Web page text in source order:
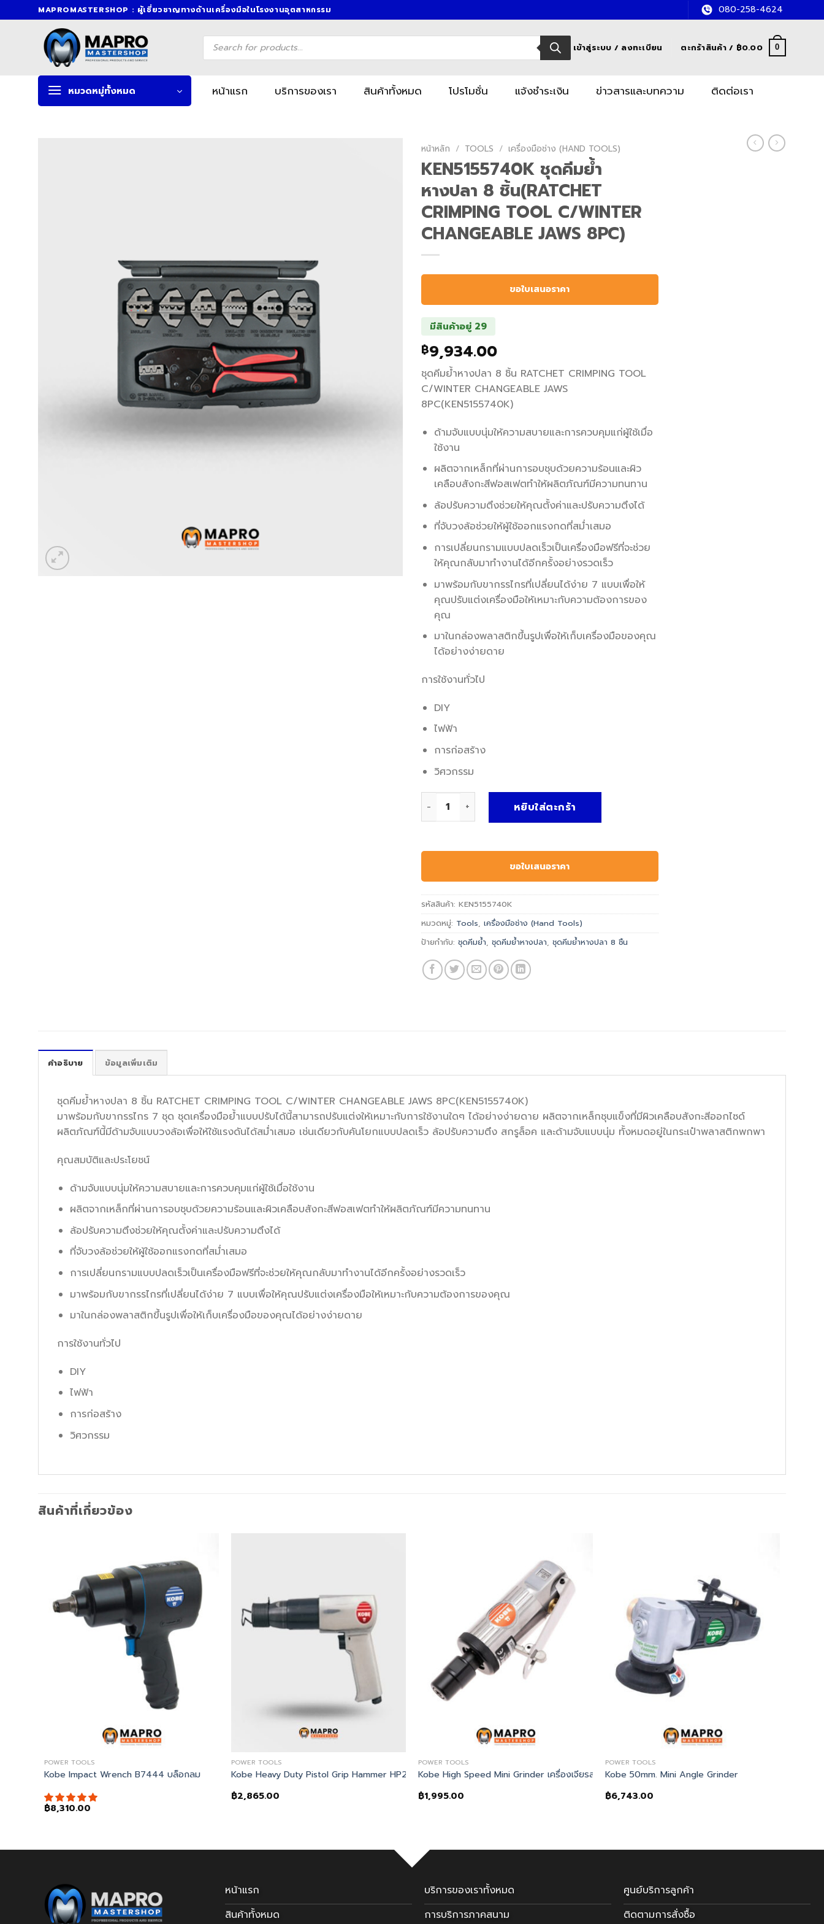
to
MAPROMASTERSHOP : ผู้เชี่ยวชาญทางด้านเครื่องมือในโรงงานอุตสาหกรรม 080-258-4624
Products
search เข้าสู่ระบบ / ลงทะเบียน ตะกร้าสินค้า / ฿0.00 0
หมวดหมู่ทั้งหมด หน้าแรก บริการของเรา สินค้าทั้งหมด โปรโมชั่น แจ้งชำระเงิน ข่าวสารและบทความ ติดต่อเรา
หน้าหลัก / TOOLS / เครื่องมือช่าง (HAND TOOLS)
KEN5155740K ชุดคีมย้ำ
หางปลา 8 ชิ้น(RATCHET
CRIMPING TOOL C/WINTER
CHANGEABLE JAWS 8PC)
ขอใบเสนอราคา
มีสินค้าอยู่ 29
฿9,934.00
ชุดคีมย้ำหางปลา 8 ชิ้น RATCHET CRIMPING TOOL
C/WINTER CHANGEABLE JAWS
8PC(KEN5155740K)
ด้ามจับแบบนุ่มให้ความสบายและการควบคุมแก่ผู้ใช้เมื่อ
ใช้งาน
ผลิตจากเหล็กที่ผ่านการอบชุบด้วยความร้อนและผิว
เคลือบสังกะสีฟอสเฟตทำให้ผลิตภัณฑ์มีความทนทาน
ล้อปรับความตึงช่วยให้คุณตั้งค่าและปรับความตึงได้
ที่จับวงล้อช่วยให้ผู้ใช้ออกแรงกดที่สม่ำเสมอ
การเปลี่ยนกรามแบบปลดเร็วเป็นเครื่องมือฟรีที่จะช่วย
ให้คุณกลับมาทำงานได้อีกครั้งอย่างรวดเร็ว
มาพร้อมกับขากรรไกรที่เปลี่ยนได้ง่าย 7 แบบเพื่อให้
คุณปรับแต่งเครื่องมือให้เหมาะกับความต้องการของ
คุณ
มาในกล่องพลาสติกขึ้นรูปเพื่อให้เก็บเครื่องมือของคุณ
ได้อย่างง่ายดาย
การใช้งานทั่วไป
DIY
ไฟฟ้า
การก่อสร้าง
วิศวกรรม
หยิบใส่ตะกร้า
ขอใบเสนอราคา
รหัสสินค้า: KEN5155740K
หมวดหมู่: Tools, เครื่องมือช่าง (Hand Tools)
ป้ายกำกับ: ชุดคีมย้ำ, ชุดคีมย้ำหางปลา, ชุดคีมย้ำหางปลา 8 ชิ้น
คำอธิบาย ข้อมูลเพิ่มเติม
ชุดคีมย้ำหางปลา 8 ชิ้น RATCHET CRIMPING TOOL C/WINTER CHANGEABLE JAWS 8PC(KEN5155740K)
มาพร้อมกับขากรรไกร 7 ชุด ชุดเครื่องมือย้ำแบบปรับได้นี้สามารถปรับแต่งให้เหมาะกับการใช้งานใดๆ ได้อย่างง่ายดาย ผลิตจากเหล็กชุบแข็งที่มีผิวเคลือบสังกะสีออกไซด์
ผลิตภัณฑ์นี้มีด้ามจับแบบวงล้อเพื่อให้ใช้แรงดันได้สม่ำเสมอ เช่นเดียวกับคันโยกแบบปลดเร็ว ล้อปรับความตึง สกรูล็อค และด้ามจับแบบนุ่ม ทั้งหมดอยู่ในกระเป๋าพลาสติกพกพา
คุณสมบัติและประโยชน์
ด้ามจับแบบนุ่มให้ความสบายและการควบคุมแก่ผู้ใช้เมื่อใช้งาน
ผลิตจากเหล็กที่ผ่านการอบชุบด้วยความร้อนและผิวเคลือบสังกะสีฟอสเฟตทำให้ผลิตภัณฑ์มีความทนทาน
ล้อปรับความตึงช่วยให้คุณตั้งค่าและปรับความตึงได้
ที่จับวงล้อช่วยให้ผู้ใช้ออกแรงกดที่สม่ำเสมอ
การเปลี่ยนกรามแบบปลดเร็วเป็นเครื่องมือฟรีที่จะช่วยให้คุณกลับมาทำงานได้อีกครั้งอย่างรวดเร็ว
มาพร้อมกับขากรรไกรที่เปลี่ยนได้ง่าย 7 แบบเพื่อให้คุณปรับแต่งเครื่องมือให้เหมาะกับความต้องการของคุณ
มาในกล่องพลาสติกขึ้นรูปเพื่อให้เก็บเครื่องมือของคุณได้อย่างง่ายดาย
การใช้งานทั่วไป
DIY
ไฟฟ้า
การก่อสร้าง
วิศวกรรม
สินค้าที่เกี่ยวข้อง
POWER TOOLS
Kobe Impact Wrench B7444 บล็อกลม
฿8,310.00
POWER TOOLS
Kobe Heavy Duty Pistol Grip Hammer HP2190
฿2,865.00
POWER TOOLS
Kobe High Speed Mini Grinder เครื่องเจียรลมขนาดเล็ก
฿1,995.00
POWER TOOLS
Kobe 50mm. Mini Angle Grinder
฿6,743.00
Drill DPR813
หน้าแรก
สินค้าทั้งหมด
บริการของเราทั้งหมด
การบริการภาคสนาม
ศูนย์บริการลูกค้า
ติดตามการสั่งซื้อ